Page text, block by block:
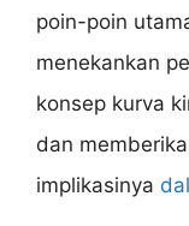
poin-poin
menekankan
konsep kurva
dan
implikasinya